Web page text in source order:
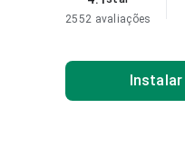
2552 avaliações
Instalar